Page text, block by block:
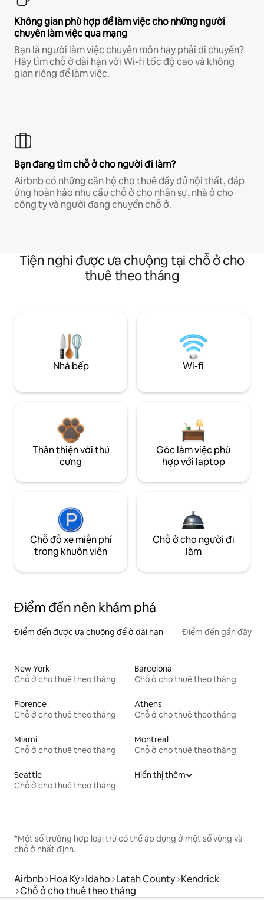
Không gian phù hợp để làm việc cho những người
chuyên làm việc qua mạng
Bạn là người làm việc chuyên môn hay phải di chuyển?
Hãy tìm chỗ ở dài hạn với Wi-fi tốc độ cao và không
gian riêng để làm việc.
Bạn đang tìm chỗ ở cho người đi làm?
Airbnb có những căn hộ cho thuê đầy đủ nội thất, đáp
ứng hoàn hảo nhu cầu chỗ ở cho nhân sự, nhà ở cho
công ty và người đang chuyển chỗ ở.
Tiện nghi được ưa chuộng tại chỗ ở cho
thuê theo tháng
Nhà bếp Wi-fi
Thân thiện với thú
cưng
Góc làm việc phù
hợp với laptop
Chỗ đỗ xe miễn phí
trong khuôn viên
Chỗ ở cho người đi
làm
Điểm đến nên khám phá
Điểm đến được ưa chuộng để ở dài hạn Điểm đến gần đây
New York
Chỗ ở cho thuê theo tháng
Barcelona
Chỗ ở cho thuê theo tháng
Florence
Chỗ ở cho thuê theo tháng
Athens
Chỗ ở cho thuê theo tháng
Miami
Chỗ ở cho thuê theo tháng
Montreal
Chỗ ở cho thuê theo tháng
Seattle
Chỗ ở cho thuê theo tháng
Hiển thị thêm
*Một số trường hợp loại trừ có thể áp dụng ở một số vùng và
chỗ ở nhất định.
Airbnb Hoa Kỳ Idaho Latah County Kendrick
Chỗ ở cho thuê theo tháng